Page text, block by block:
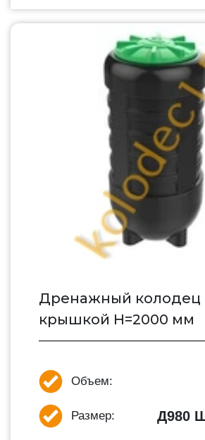
Дренажный колодец
крышкой H=2000 мм
Объем:
Размер: Д980